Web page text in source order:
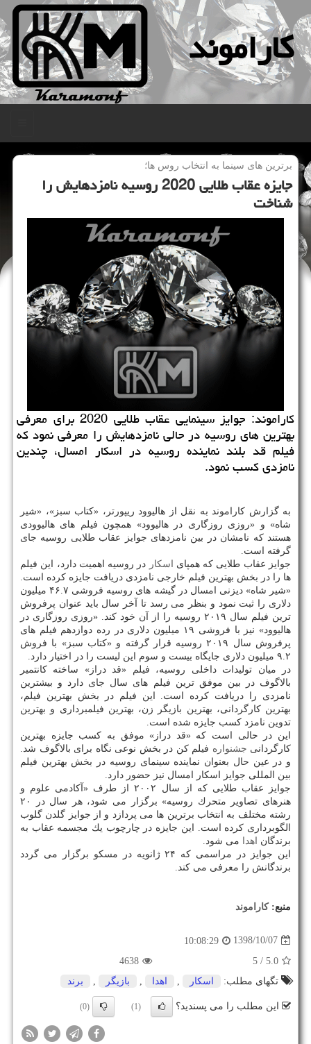
كاراموند
برترین های سینما به انتخاب روس ها؛
جایزه عقاب طلایی 2020 روسیه نامزدهایش را
شناخت
كاراموند: جوایز سینمایی عقاب طلایی 2020 برای معرفی
بهترین های روسیه در حالی نامزدهایش را معرفی نمود كه
فیلم قد بلند نماینده روسیه در اسكار امسال، چندین
نامزدی كسب نمود.
به گزارش كاراموند به نقل از هالیوود ریپورتر، «كتاب سبز»، «شیر
شاه» و «روزی روزگاری در هالیوود» همچون فیلم های هالیوودی
هستند كه نامشان در بین نامزدهای جوایز عقاب طلایی روسیه جای
گرفته است.
جوایز عقاب طلایی كه همپای اسكار در روسیه اهمیت دارد، این فیلم
ها را در بخش بهترین فیلم خارجی نامزدی دریافت جایزه كرده است.
«شیر شاه» دیزنی امسال در گیشه های روسیه فروشی ۴۶.۷ میلیون
دلاری را ثبت نمود و بنظر می رسد تا آخر سال باید عنوان پرفروش
ترین فیلم سال ۲۰۱۹ روسیه را از آن خود كند. «روزی روزگاری در
هالیوود» نیز با فروشی ۱۹ میلیون دلاری در رده دوازدهم فیلم های
پرفروش سال ۲۰۱۹ روسیه قرار گرفته و «كتاب سبز» با فروش
۹.۲ میلیون دلاری جایگاه بیست و سوم این لیست را در اختیار دارد.
در میان تولیدات داخلی روسیه، فیلم «قد دراز» ساخته كانتمیر
بالاگوف در بین موفق ترین فیلم های سال جای دارد و بیشترین
نامزدی را دریافت كرده است. این فیلم در بخش بهترین فیلم،
بهترین كارگردانی، بهترین بازیگر زن، بهترین فیلمبرداری و بهترین
تدوین نامزد كسب جایزه شده است.
این در حالی است كه «قد دراز» موفق به كسب جایزه بهترین
كارگردانی جشنواره فیلم كن در بخش نوعی نگاه برای بالاگوف شد.
و در عین حال بعنوان نماینده سینمای روسیه در بخش بهترین فیلم
بین المللی جوایز اسكار امسال نیز حضور دارد.
جوایز عقاب طلایی كه از سال ۲۰۰۲ از طرف «آكادمی علوم و
هنرهای تصاویر متحرك روسیه» برگزار می شود، هر سال در ۲۰
رشته مختلف به انتخاب برترین ها می پردازد و از جوایز گلدن گلوب
الگوبرداری كرده است. این جایزه در چارچوب یك مجسمه عقاب به
برندگان اهدا می شود.
این جوایز در مراسمی كه ۲۴ ژانویه در مسكو برگزار می گردد
برندگانش را معرفی می كند.
منبع:كاراموند
1398/10/07
10:08:29
5.0
/ 5
4638
تگهای مطلب:
اسكار اهدا بازیگر برند
این مطلب را می پسندید؟ (1)
(0)